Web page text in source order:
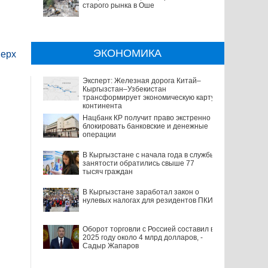
старого рынка в Оше
ЭКОНОМИКА
Эксперт: Железная дорога Китай–
Кыргызстан–Узбекистан
трансформирует экономическую карту
континента
Нацбанк КР получит право экстренно
блокировать банковские и денежные
операции
В Кыргызстане с начала года в службы
занятости обратились свыше 77
тысяч граждан
В Кыргызстане заработал закон о
нулевых налогах для резидентов ПКИ
Оборот торговли с Россией составил в
2025 году около 4 млрд долларов, -
Садыр Жапаров